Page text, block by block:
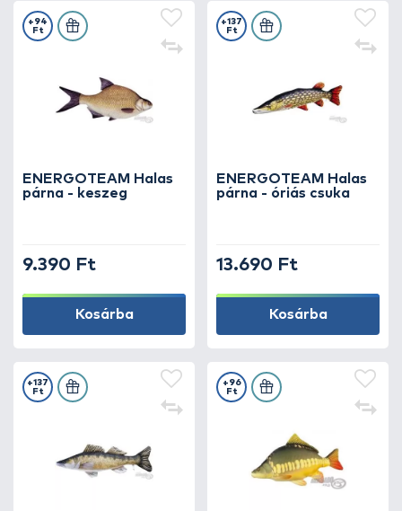
ENERGOTEAM Halas
párna - keszeg
+94
Ft
9.390 Ft
Kosárba
ENERGOTEAM Halas
párna - óriás csuka
+137
Ft
13.690 Ft
Kosárba
+137
Ft
+96
Ft